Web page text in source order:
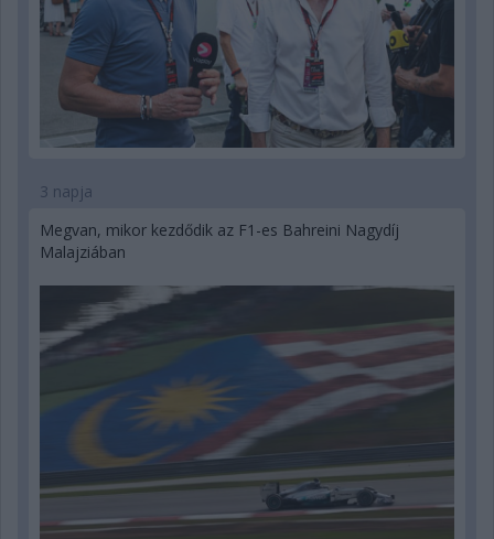
3 napja
Megvan, mikor kezdődik az F1-es Bahreini Nagydíj
Malajziában